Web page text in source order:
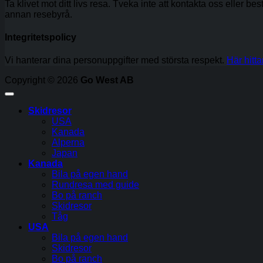
Ta klivet mot ditt livs resa. Tveka inte att kontakta oss eller
annan resebyrå.
Integritetspolicy
Vi hanterar dina personuppgifter med största respekt. Här
Copyright © 2026 Go West AB
Skidresor
USA
Kanada
Alperna
Japan
Kanada
Bila på egen hand
Rundresa med guide
Bo på ranch
Skidresor
Tåg
USA
Bila på egen hand
Skidresor
Bo på ranch